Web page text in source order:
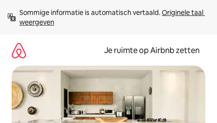
direct
naar
Sommige informatie is automatisch vertaald. Originele taal
weergeven
Je ruimte op Airbnb zetten